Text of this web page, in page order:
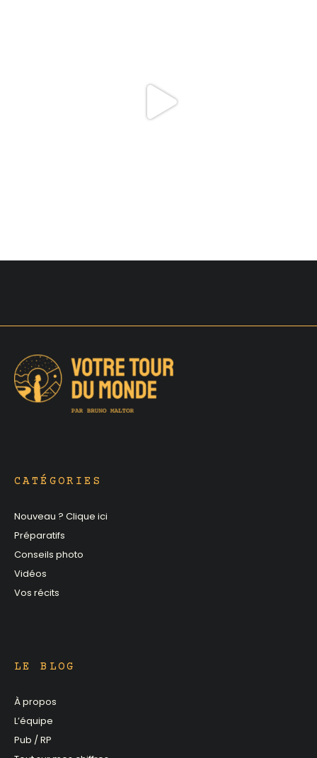
CATÉGORIES
Nouveau ? Clique ici
Préparatifs
Conseils photo
Vidéos
Vos récits
LE BLOG
À propos
L’équipe
Pub / RP